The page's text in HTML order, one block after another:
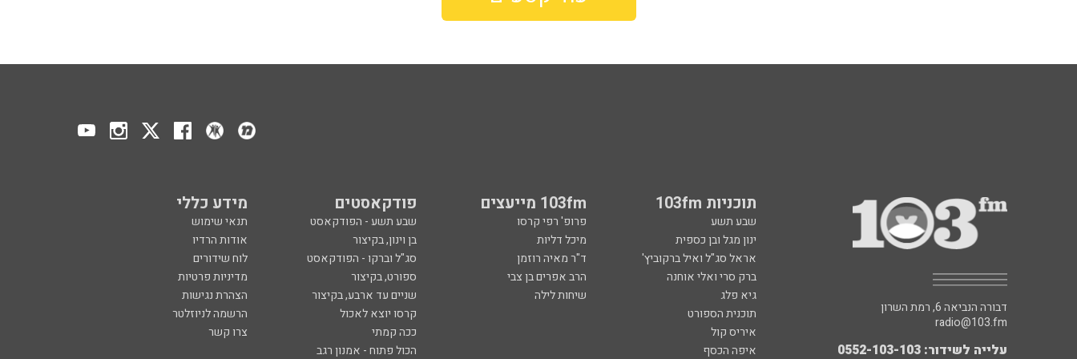
תוכניות 103fm 103fm מייעצים פודקאסטים מידע כללי
שבע תשע פרופ' רפי קרסו שבע תשע - הפודקאסט
תנאי שימוש
ינון מגל ובן כספית
מיכל דליות בן וינון, בקיצור
אודות הרדיו
אראל סג"ל ואיל ברקוביץ'
ד"ר מאיה רוזמן סג"ל וברקו - הפודקאסט
לוח שידורים
ברק סרי ואלי אוחנה
הרב אפרים בן צבי ספורט, בקיצור
מדיניות פרטיות
גיא פלג
שיחות לילה שניים עד ארבע, בקיצור
הצהרת נגישות
תוכנית הספורט
קרסו יוצא לאכול
הרשמה לניוזלטר
איריס קול
ככה קמתי
צרו קשר
איפה הכסף
הכול פתוח - אמנון רגב
דבורה הנביאה 6, רמת השרון
radio@103.fm
עלייה לשידור: 0552-103-103